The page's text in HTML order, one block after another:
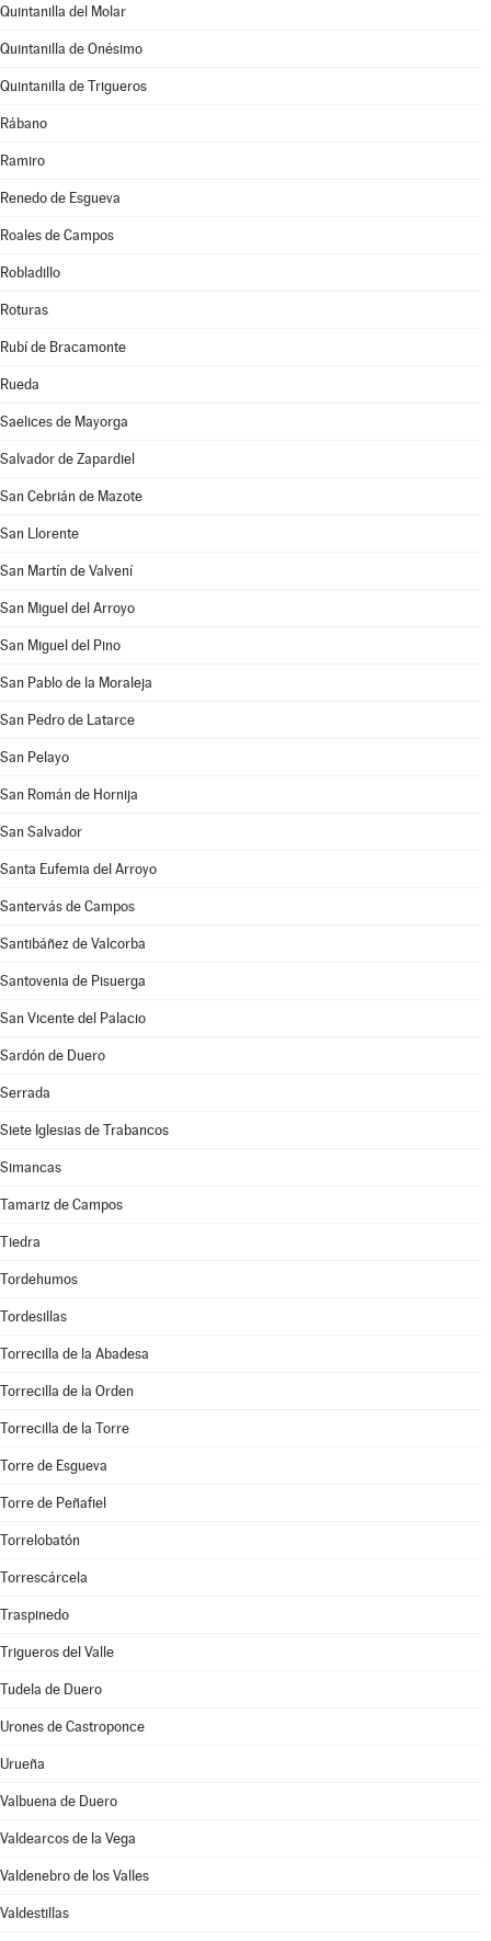
Quintanilla del Molar
Quintanilla de Onésimo
Quintanilla de Trigueros
Rábano
Ramiro
Renedo de Esgueva
Roales de Campos
Robladillo
Roturas
Rubí de Bracamonte
Rueda
Saelices de Mayorga
Salvador de Zapardiel
San Cebrián de Mazote
San Llorente
San Martín de Valvení
San Miguel del Arroyo
San Miguel del Pino
San Pablo de la Moraleja
San Pedro de Latarce
San Pelayo
San Román de Hornija
San Salvador
Santa Eufemia del Arroyo
Santervás de Campos
Santibáñez de Valcorba
Santovenia de Pisuerga
San Vicente del Palacio
Sardón de Duero
Serrada
Siete Iglesias de Trabancos
Simancas
Tamariz de Campos
Tiedra
Tordehumos
Tordesillas
Torrecilla de la Abadesa
Torrecilla de la Orden
Torrecilla de la Torre
Torre de Esgueva
Torre de Peñafiel
Torrelobatón
Torrescárcela
Traspinedo
Trigueros del Valle
Tudela de Duero
Urones de Castroponce
Urueña
Valbuena de Duero
Valdearcos de la Vega
Valdenebro de los Valles
Valdestillas